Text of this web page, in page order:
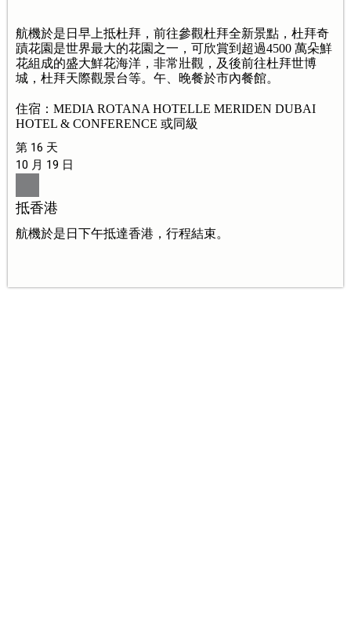
航機於是日早上抵杜拜，前往參觀杜拜全新景點，杜拜奇
蹟花園是世界最大的花園之一，可欣賞到超過4500 萬朵鮮
花組成的盛大鮮花海洋，非常壯觀，及後前往杜拜世博
城，杜拜天際觀景台等。午、晚餐於市內餐館。
住宿：MEDIA ROTANA HOTELLE MERIDEN DUBAI
HOTEL & CONFERENCE 或同級
第 16 天
10 月 19 日
抵香港
航機於是日下午抵達香港，行程結束。